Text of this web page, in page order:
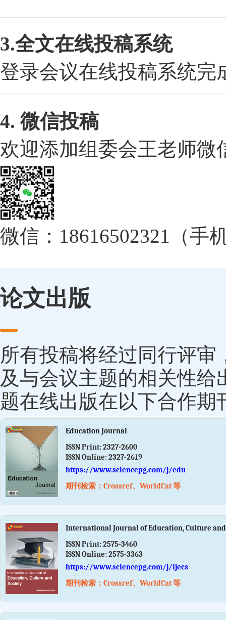
3.全文在线投稿系统
登录会议在线投稿系统完
4. 微信投稿
欢迎添加组委会王老师微
微信：18616502321（手
论文出版
所有投稿将经过同行评
及与会议主题的相关性
题在线出版在以下合作期
Education Journal
ISSN Print:2327-2600
ISSN Online:2327-2619
https://www.sciencepg.com/j/edu
期刊检索：Crossref、WorldCat 等
International Journal of Education, Culture
ISSN Print:2575-3460
ISSN Online:2575-3363
https://www.sciencepg.com/j/ijecs
期刊检索：Crossref、WorldCat 等